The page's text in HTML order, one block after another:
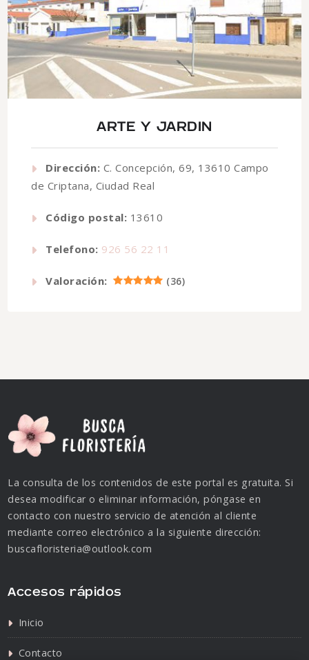
ARTE Y JARDIN
Dirección: C. Concepción, 69, 13610 Campo
de Criptana, Ciudad Real
Código postal: 13610
Telefono: 926 56 22 11
Valoración: (36)
La consulta de los contenidos de este portal es gratuita. Si
desea modificar o eliminar información, póngase en
contacto con nuestro servicio de atención al cliente
mediante correo electrónico a la siguiente dirección:
buscafloristeria@outlook.com
Accesos rápidos
Inicio
Contacto